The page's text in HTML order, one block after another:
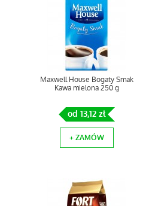
Maxwell House Bogaty Smak
Kawa mielona 250 g
od 13,12 zł
+ ZAMÓW